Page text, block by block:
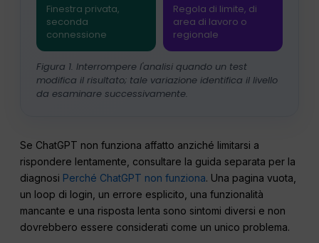
Finestra privata,
seconda
connessione
Regola di limite, di
area di lavoro o
regionale
Figura 1. Interrompere l'analisi quando un test
modifica il risultato; tale variazione identifica il livello
da esaminare successivamente.
Se ChatGPT non funziona affatto anziché limitarsi a
rispondere lentamente, consultare la guida separata per la
diagnosi Perché ChatGPT non funziona. Una pagina vuota,
un loop di login, un errore esplicito, una funzionalità
mancante e una risposta lenta sono sintomi diversi e non
dovrebbero essere considerati come un unico problema.